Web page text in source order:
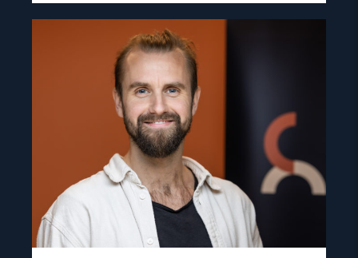
article
"Lasse
Thomassen"